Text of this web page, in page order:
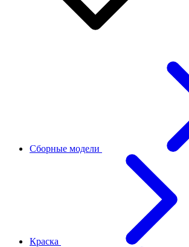
Сборные модели
Краска